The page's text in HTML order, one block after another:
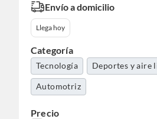
Envío a domicilio
Llega hoy
Categoría
Tecnología Deportes y aire
Automotriz
Precio